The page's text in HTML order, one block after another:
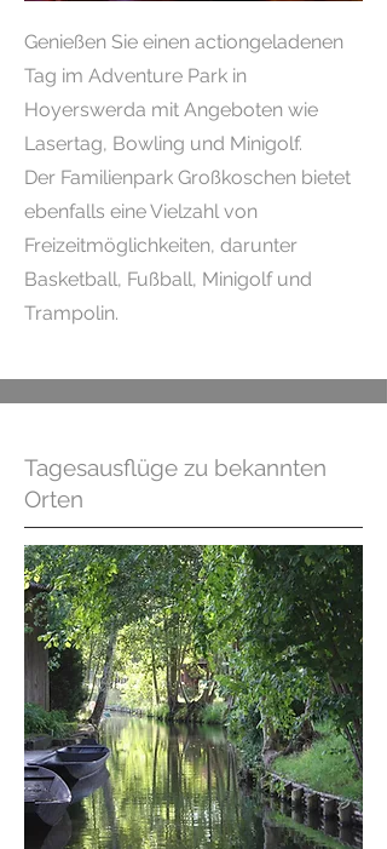
Genießen Sie einen actiongeladenen
Tag im Adventure Park in
Hoyerswerda mit Angeboten wie
Lasertag, Bowling und Minigolf.
Der Familienpark Großkoschen bietet
ebenfalls eine Vielzahl von
Freizeitmöglichkeiten, darunter
Basketball, Fußball, Minigolf und
Trampolin.
Tagesausflüge zu bekannten
Orten